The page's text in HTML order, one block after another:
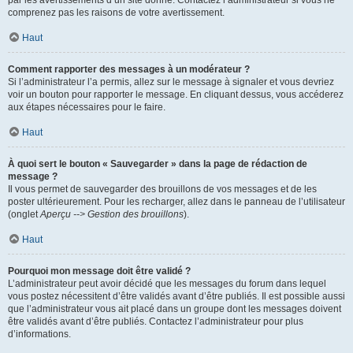
comprenez pas les raisons de votre avertissement.
Haut
Comment rapporter des messages à un modérateur ?
Si l’administrateur l’a permis, allez sur le message à signaler et vous devriez
voir un bouton pour rapporter le message. En cliquant dessus, vous accéderez
aux étapes nécessaires pour le faire.
Haut
À quoi sert le bouton « Sauvegarder » dans la page de rédaction de
message ?
Il vous permet de sauvegarder des brouillons de vos messages et de les
poster ultérieurement. Pour les recharger, allez dans le panneau de l’utilisateur
(ongletAperçu --> Gestion des brouillons).
Haut
Pourquoi mon message doit être validé ?
L’administrateur peut avoir décidé que les messages du forum dans lequel
vous postez nécessitent d’être validés avant d’être publiés. Il est possible aussi
que l’administrateur vous ait placé dans un groupe dont les messages doivent
être validés avant d’être publiés. Contactez l’administrateur pour plus
d’informations.